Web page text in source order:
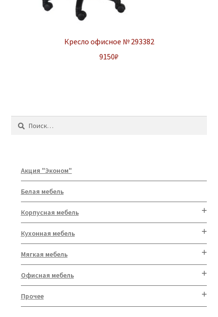
Кресло офисное № 293382
9150₽
Найти:
Акция "Эконом"
Белая мебель
Корпусная мебель
Кухонная мебель
Мягкая мебель
Офисная мебель
Прочее